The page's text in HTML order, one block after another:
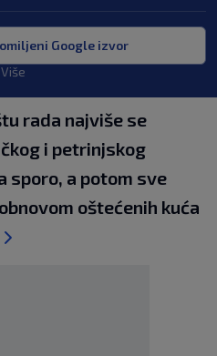
Google izvor
Više
rada najviše se
i petrinjskog
sporo, a potom sve
oštećenih kuća